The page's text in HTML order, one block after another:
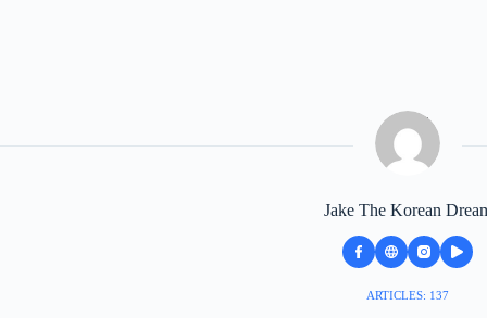
Jake The Korean
ARTICLES: 137